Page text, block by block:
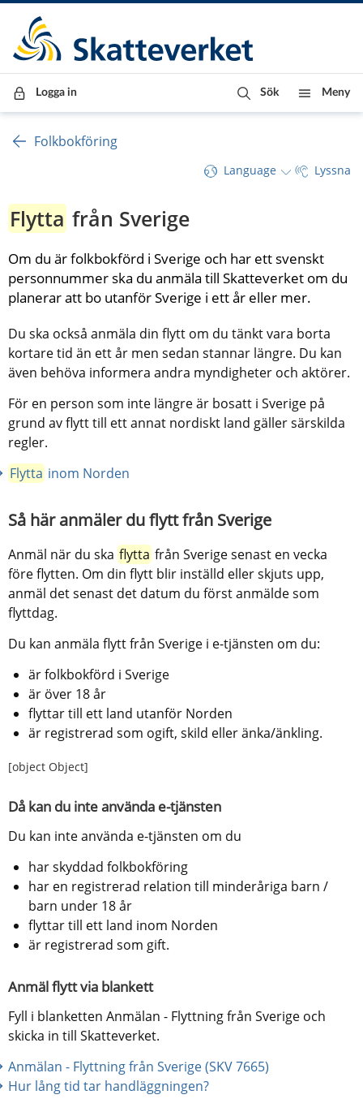
Till innehåll
Till navigationen
Till chattrobot
Logga in Sök Meny
Folkbokföring
Language Lyssna
Flytta från Sverige
Om du är folkbokförd i Sverige och har ett svenskt
personnummer ska du anmäla till Skatteverket om du
planerar att bo utanför Sverige i ett år eller mer.
Du ska också anmäla din flytt om du tänkt vara borta
kortare tid än ett år men sedan stannar längre. Du kan
även behöva informera andra myndigheter och aktörer.
För en person som inte längre är bosatt i Sverige på
grund av flytt till ett annat nordiskt land gäller särskilda
regler.
Flytta inom Norden
Så här anmäler du flytt från Sverige
Anmäl när du ska flytta från Sverige senast en vecka
före flytten. Om din flytt blir inställd eller skjuts upp,
anmäl det senast det datum du först anmälde som
flyttdag.
Du kan anmäla flytt från Sverige i e-tjänsten om du:
är folkbokförd i Sverige
är över 18 år
flyttar till ett land utanför Norden
är registrerad som ogift, skild eller änka/änkling.
[object Object]
Då kan du inte använda e-tjänsten
Du kan inte använda e-tjänsten om du
har skyddad folkbokföring
har en registrerad relation till minderåriga barn /
barn under 18 år
flyttar till ett land inom Norden
är registrerad som gift.
Anmäl flytt via blankett
Fyll i blanketten Anmälan - Flyttning från Sverige och
skicka in till Skatteverket.
Anmälan - Flyttning från Sverige (SKV 7665)
Hur lång tid tar handläggningen?